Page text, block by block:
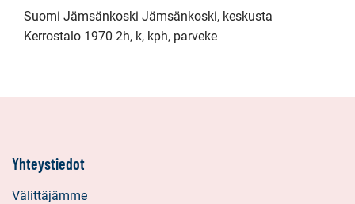
Suomi Jämsänkoski Jämsänkoski, keskusta
Kerrostalo 1970 2h, k, kph, parveke
Yhteystiedot
Välittäjämme